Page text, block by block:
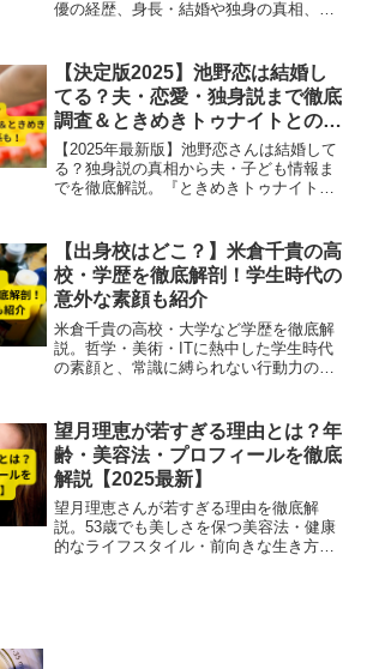
優の経歴、身長・結婚や独身の真相、晩
【決定版2025】池野恋は結婚し
てる？夫・恋愛・独身説まで徹底
調査＆ときめきトゥナイトとの意
外な関係も！
【2025年最新版】池野恋さんは結婚して
る？独身説の真相から夫・子ども情報ま
でを徹底解説。『ときめきトゥナイト』
【出身校はどこ？】米倉千貴の高
校・学歴を徹底解剖！学生時代の
意外な素顔も紹介
米倉千貴の高校・大学など学歴を徹底解
説。哲学・美術・ITに熱中した学生時代
の素顔と、常識に縛られない行動力の原
望月理恵が若すぎる理由とは？年
齢・美容法・プロフィールを徹底
解説【2025最新】
望月理恵さんが若すぎる理由を徹底解
説。53歳でも美しさを保つ美容法・健康
的なライフスタイル・前向きな生き方を